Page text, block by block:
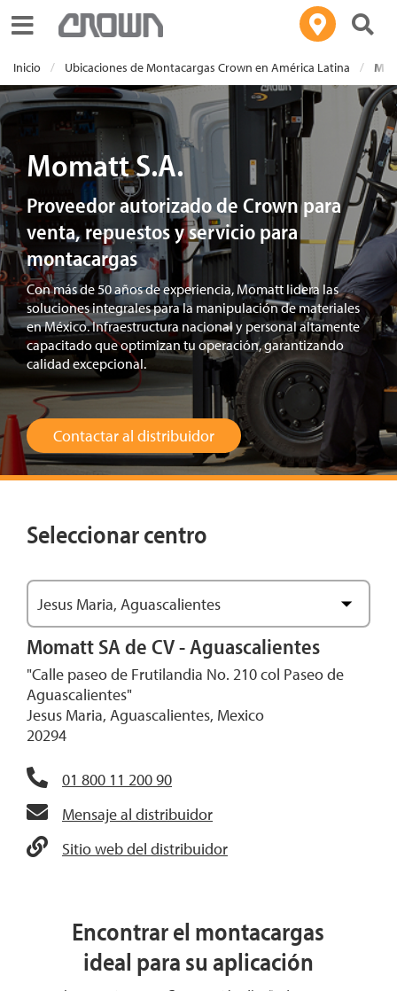
Toggle navigation
Inicio Ubicaciones de Montacargas Crown en América Latina
Momatt S.A.
Proveedor autorizado de Crown para
venta, repuestos y servicio para
montacargas
Con más de 50 años de experiencia, Momatt lidera las
soluciones integrales para la manipulación de materiales
en México. Infraestructura nacional y personal altamente
capacitado que optimizan tu operación, garantizando
calidad excepcional.
Contactar al distribuidor
Seleccionar centro
Jesus Maria, Aguascalientes
Ver mapa
Momatt SA de CV - Aguascalientes
"Calle paseo de Frutilandia No. 210 col Paseo de
Aguascalientes"
Jesus Maria, Aguascalientes, Mexico
20294
01 800 11 200 90
Mensaje al distribuidor
Sitio web del distribuidor
Encontrar el montacargas
ideal para su aplicación